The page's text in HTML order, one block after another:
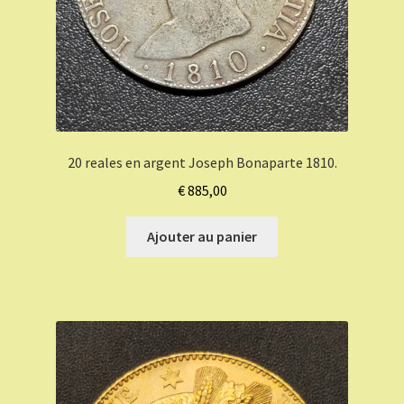
20 reales en argent Joseph Bonaparte 1810.
€885,00
Ajouter au panier